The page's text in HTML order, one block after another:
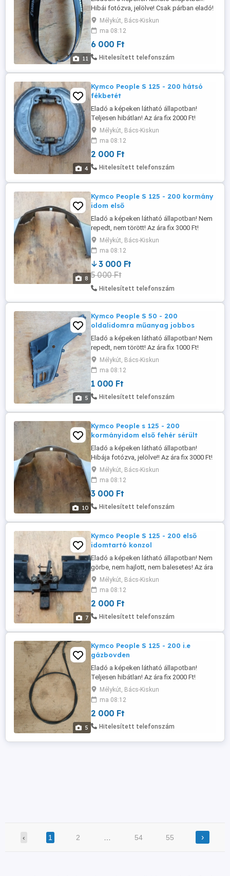
11
Hibái fotózva, jelölve! Csak párban eladó!
Az ára fix 6000 Ft pár! Postázni nem
tudom, csak személyesen vehető át!
Mélykút, Bács-Kiskun
ma 08:12
6 000 Ft
Hitelesített telefonszám
4
Kymco People S 125 - 200 hátsó
fékbetét
Eladó a képeken látható állapotban!
Teljesen hibátlan! Az ára fix 2000 Ft!
Postázás megoldható akár utánvétellel is!
A postaköltség a vevőt terheli! Postai
díjak: Utánvétellel házhoz - 3020 Ft
Utánvétellel postán maradóként - 2760 Ft
Utánvétellel MPL csomagautomatába -
Mélykút, Bács-Kiskun
ma 08:12
2 000 Ft
Hitelesített telefonszám
8
Kymco People S 125 - 200 kormány
idom első
Eladó a képeken látható állapotban! Nem
repedt, nem törött! Az ára fix 3000 Ft!
Postázás megoldható akár utánvétellel is!
A postaköltség a vevőt terheli! Postai
díjak: Utánvétellel házhoz - 3020 Ft
Utánvétellel postán maradóként - 2760 Ft
Előre utalással házhoz - 2470 Ft Előre
utalással postán maradóként ...
Mélykút, Bács-Kiskun
ma 08:12
3 000 Ft
5 000 Ft
Hitelesített telefonszám
5
Kymco People S 50 - 200
oldalidomra műanyag jobbos
Eladó a képeken látható állapotban! Nem
repedt, nem törött! Az ára fix 1000 Ft!
Postázás megoldható akár utánvétellel is!
A postaköltség a vevőt terheli! Postai
díjak: Utánvétellel házhoz - 3020 Ft
Utánvétellel postán maradóként - 2760 Ft
Utánvétellel MPL csomagautomatába -
Mélykút, Bács-Kiskun
ma 08:12
1 000 Ft
Hitelesített telefonszám
10
Kymco People s 125 - 200
kormányidom első fehér sérült
Eladó a képeken látható állapotban!
Hibája fotózva, jelölve!! Az ára fix 3000 Ft!
Postázás megoldható akár utánvétellel is!
A postaköltség a vevőt terheli! Postai
díjak: Utánvétellel házhoz - 3020 Ft
Utánvétellel postán maradóként - 2760 Ft
Előre utalással házhoz - 2470 Ft Előre
Mélykút, Bács-Kiskun
ma 08:12
3 000 Ft
Hitelesített telefonszám
7
Kymco People S 125 - 200 első
idomtartó konzol
Eladó a képeken látható állapotban! Nem
görbe, nem hajlott, nem balesetes! Az ára
fix 2000 Ft! Postázás megoldható akár
utánvétellel is! A postaköltség a vevőt
terheli! Postai díjak: Utánvétellel házhoz -
3020 Ft Utánvétellel postán maradóként -
2760 Ft Előre utalással házhoz - 2470 Ft
Mélykút, Bács-Kiskun
ma 08:12
2 000 Ft
Hitelesített telefonszám
5
Kymco People S 125 - 200 i.e
gázbovden
Eladó a képeken látható állapotban!
Teljesen hibátlan! Az ára fix 2000 Ft!
Postázás megoldható akár utánvétellel is!
A postaköltség a vevőt terheli! Postai
díjak: Utánvétellel házhoz - 3020 Ft
Utánvétellel postán maradóként - 2760 Ft
Utánvétellel MPL csomagautomatába -
Mélykút, Bács-Kiskun
ma 08:12
2 000 Ft
Hitelesített telefonszám
‹ 1 2 54 55 ›